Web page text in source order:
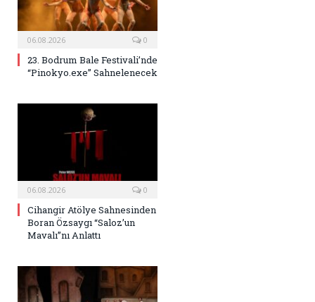
06.08.2026 0
23. Bodrum Bale Festivali’nde
“Pinokyo.exe” Sahnelenecek
06.08.2026 0
Cihangir Atölye Sahnesinden
Boran Özsaygı “Saloz’un
Mavalı”nı Anlattı